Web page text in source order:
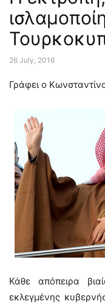
26 July, 2016
Γράφει ο
Κάθε απόπειρα
εκλεγμένης